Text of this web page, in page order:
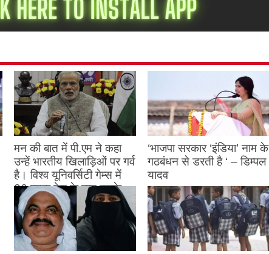
मन की बात में पी.एम ने कहा
उन्हें भारतीय खिलाड़िओं पर गर्व
है। विश्व यूनिवर्सिटी गेम्स में
26 पदक देश के नाम करके
उन्होंने देश का नाम रोशन किया
है
August 27, 2023
‘भाजपा सरकार ‘इंडिया’ नाम के
गठबंधन से डरती है ‘ – डिम्पल
यादव
August 26, 2023